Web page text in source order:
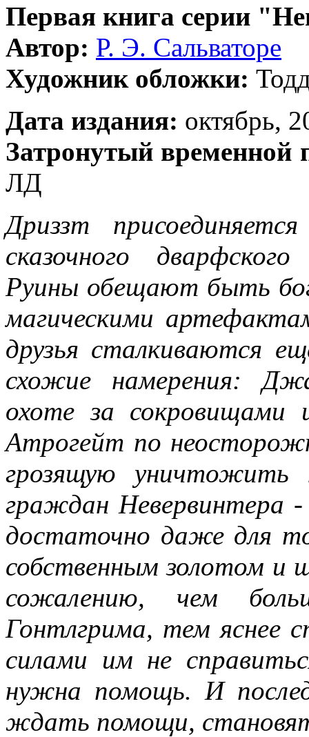
Первая книга серии
Автор: Р. Э. Сальваторе
Художник обложки:
Дата издания: октябрь,
Затронутый временной
ЛД
Дриззт
сказочного
Руины обещают быть
магическими
друзья сталкиваются
схожие намерения:
охоте за
Атрогейт по
грозящую
граждан Невервинтера
достаточно даже для
собственным золотом и
сожалению, чем
Гонтлгрима, тем яснее
силами им не
нужна помощь. И
ждать помощи,